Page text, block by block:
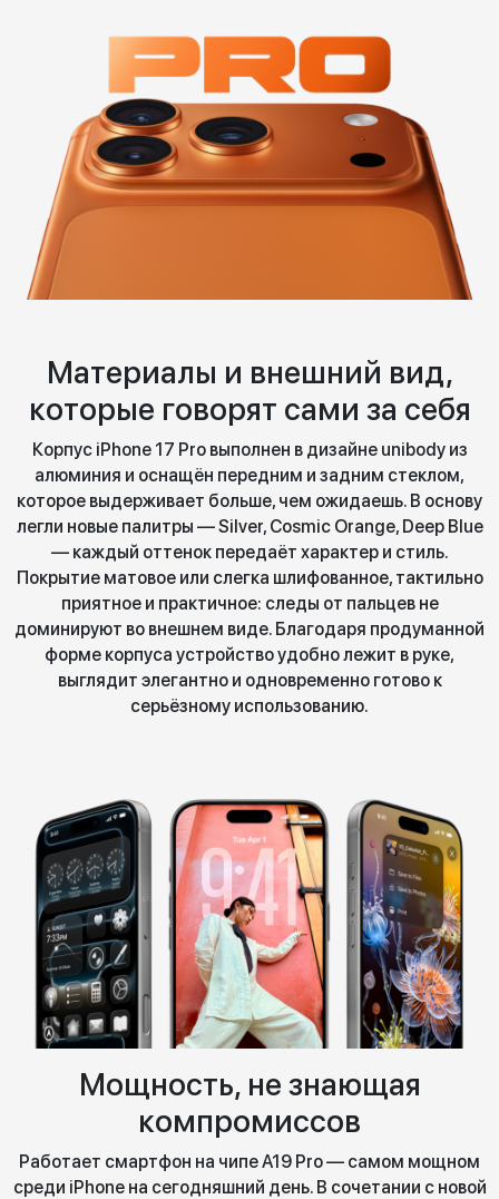
Материалы и внешний вид,
которые говорят сами за себя
Корпус iPhone 17 Pro выполнен в дизайне unibody из
алюминия и оснащён передним и задним стеклом,
которое выдерживает больше, чем ожидаешь. В основу
легли новые палитры — Silver, Cosmic Orange, Deep Blue
— каждый оттенок передаёт характер и стиль.
Покрытие матовое или слегка шлифованное, тактильно
приятное и практичное: следы от пальцев не
доминируют во внешнем виде. Благодаря продуманной
форме корпуса устройство удобно лежит в руке,
выглядит элегантно и одновременно готово к
серьёзному использованию.
Мощность, не знающая
компромиссов
Работает смартфон на чипе A19 Pro — самом мощном
среди iPhone на сегодняшний день. В сочетании с новой